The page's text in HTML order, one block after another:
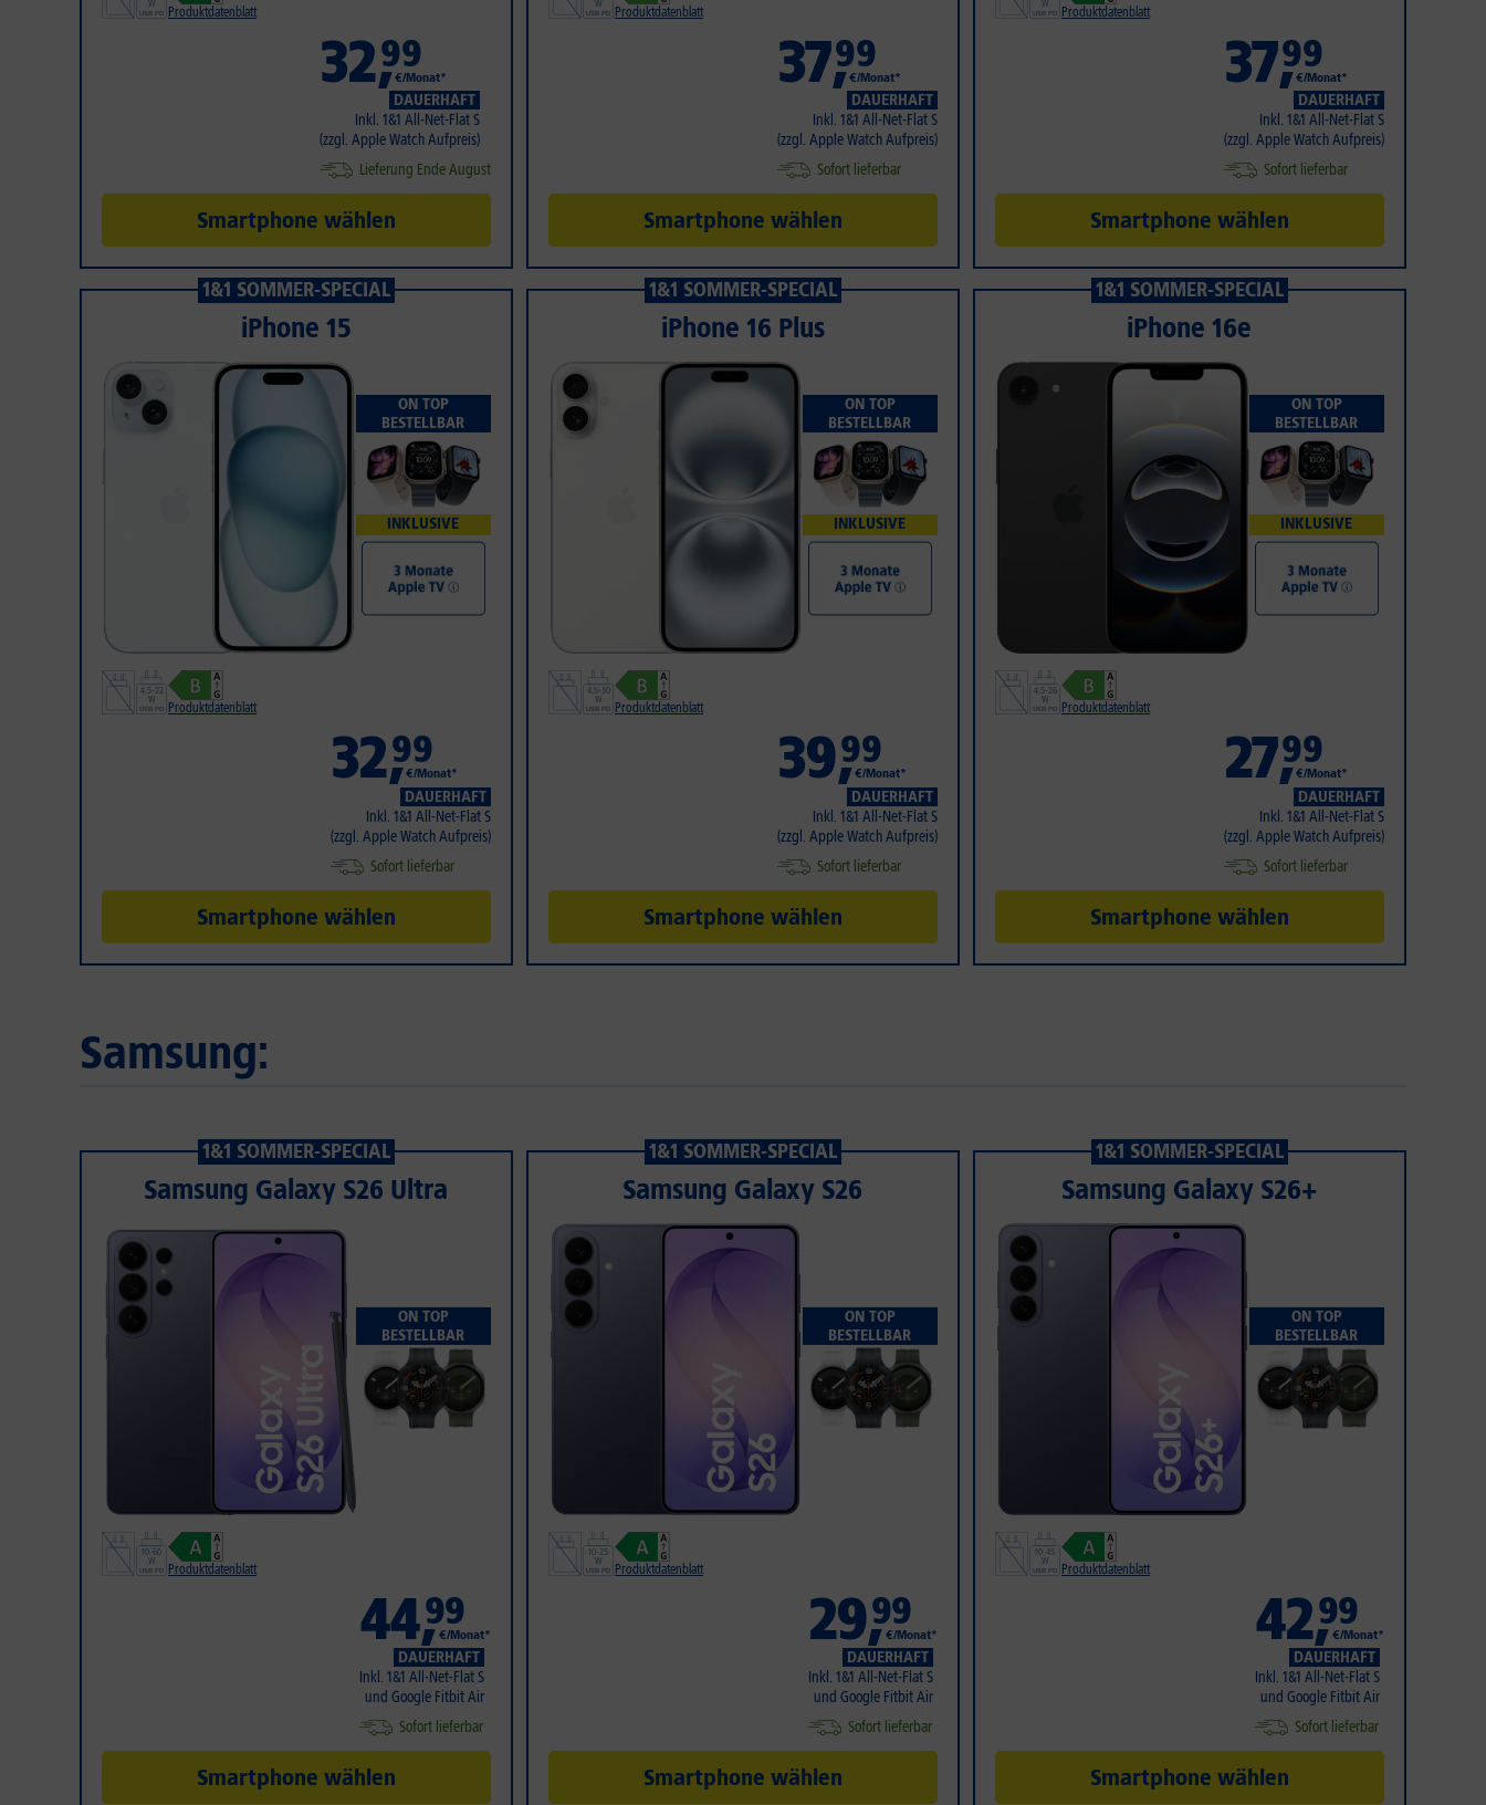
Produktdatenblatt
32,99
€/Monat*
DAUERHAFT
Inkl. 1&1 All-Net-Flat S
(zzgl. Apple Watch Aufpreis)
Lieferung Ende August
Smartphone wählen
Produktdatenblatt
37,99
€/Monat*
DAUERHAFT
Inkl. 1&1 All-Net-Flat S
(zzgl. Apple Watch Aufpreis)
Sofort lieferbar
Smartphone wählen
Produktdatenblatt
37,99
€/Monat*
DAUERHAFT
Inkl. 1&1 All-Net-Flat S
(zzgl. Apple Watch Aufpreis)
Sofort lieferbar
Smartphone wählen
1&1 SOMMER-SPECIAL
iPhone 15
ON TOP
BESTELLBAR
INKLUSIVE
Produktdatenblatt
32,99
€/Monat*
DAUERHAFT
Inkl. 1&1 All-Net-Flat S
(zzgl. Apple Watch Aufpreis)
Sofort lieferbar
Smartphone wählen
1&1 SOMMER-SPECIAL
iPhone 16 Plus
ON TOP
BESTELLBAR
INKLUSIVE
Produktdatenblatt
39,99
€/Monat*
DAUERHAFT
Inkl. 1&1 All-Net-Flat S
(zzgl. Apple Watch Aufpreis)
Sofort lieferbar
Smartphone wählen
1&1 SOMMER-SPECIAL
iPhone 16e
ON TOP
BESTELLBAR
INKLUSIVE
Produktdatenblatt
27,99
€/Monat*
DAUERHAFT
Inkl. 1&1 All-Net-Flat S
(zzgl. Apple Watch Aufpreis)
Sofort lieferbar
Smartphone wählen
Samsung:
1&1 SOMMER-SPECIAL
Samsung Galaxy S26 Ultra
ON TOP
BESTELLBAR
Produktdatenblatt
44,99
€/Monat*
DAUERHAFT
Inkl. 1&1 All-Net-Flat S
und Google Fitbit Air
Sofort lieferbar
Smartphone wählen
1&1 SOMMER-SPECIAL
Samsung Galaxy S26
ON TOP
BESTELLBAR
Produktdatenblatt
29,99
€/Monat*
DAUERHAFT
Inkl. 1&1 All-Net-Flat S
und Google Fitbit Air
Sofort lieferbar
Smartphone wählen
1&1 SOMMER-SPECIAL
Samsung Galaxy S26+
ON TOP
BESTELLBAR
Produktdatenblatt
42,99
€/Monat*
DAUERHAFT
Inkl. 1&1 All-Net-Flat S
und Google Fitbit Air
Sofort lieferbar
Smartphone wählen